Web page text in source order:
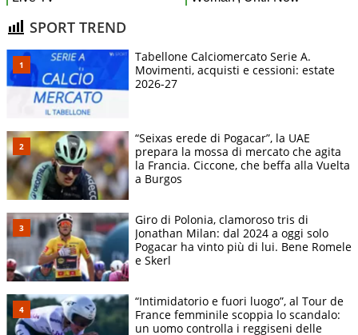
SPORT TREND
Tabellone Calciomercato Serie A.
Movimenti, acquisti e cessioni: estate
2026-27
“Seixas erede di Pogacar”, la UAE
prepara la mossa di mercato che agita
la Francia. Ciccone, che beffa alla Vuelta
a Burgos
Giro di Polonia, clamoroso tris di
Jonathan Milan: dal 2024 a oggi solo
Pogacar ha vinto più di lui. Bene Romele
e Skerl
“Intimidatorio e fuori luogo”, al Tour de
France femminile scoppia lo scandalo:
un uomo controlla i reggiseni delle